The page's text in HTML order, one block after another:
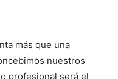
más que una
nuestros
profesional será el